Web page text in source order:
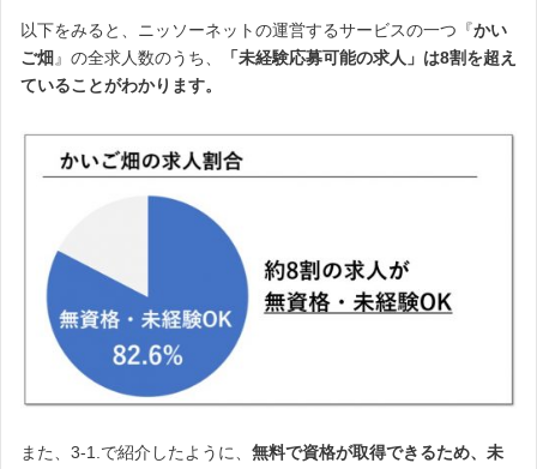
以下をみると、ニッソーネットの運営するサービスの一つ『かい
ご畑 』の全求人数のうち、
「未経験応募可能の求人」は8割を超え
ていることがわかります。
また、3-1.で紹介したように、 無料で資格が取得できるため、未